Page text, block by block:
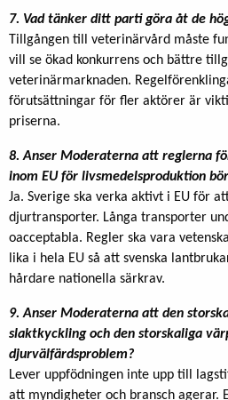
7. Vad tänker ditt parti göra åt de
Tillgången till veterinärvård måste
vill se ökad konkurrens och bättre
veterinärmarknaden.
förutsättningar för fler aktörer är
priserna.
8. Anser Moderaterna att reglerna
inom EU för livsmedelsproduktion
Ja. Sverige ska verka aktivt i EU för
djurtransporter. Långa transporter
oacceptabla. Regler ska vara
lika i hela EU så att svenska
hårdare nationella särkrav.
9. Anser Moderaterna att den
slaktkyckling och den storskaliga
djurvälfärdsproblem?
Lever uppfödningen inte upp till
att myndigheter och bransch agerar.